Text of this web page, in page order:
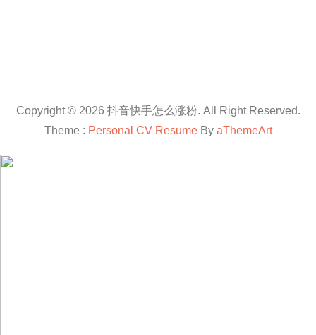
Copyright © 2026 抖音快手怎么涨粉. All Right Reserved.
Theme : Personal CV ResumeBy aThemeArt